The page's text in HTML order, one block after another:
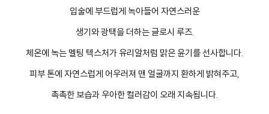
입술에 부드럽게 녹아들어 자연스러운
생기와 광택을 더하는 글로시 루즈.
체온에 녹는 멜팅 텍스처가 유리알처럼 맑은 윤기를 선사합니다.
피부 톤에 자연스럽게 어우러져 맨 얼굴까지 환하게 밝혀주고,
촉촉한 보습과 우아한 컬러감이 오래 지속됩니다.